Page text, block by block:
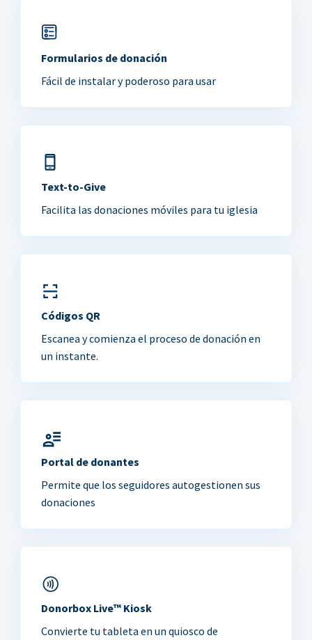
Formularios de donación
Fácil de instalar y poderoso para usar
Text-to-Give
Facilita las donaciones móviles para tu iglesia
Códigos QR
Escanea y comienza el proceso de donación en
un instante.
Portal de donantes
Permite que los seguidores autogestionen sus
donaciones
Donorbox Live™ Kiosk
Convierte tu tableta en un quiosco de